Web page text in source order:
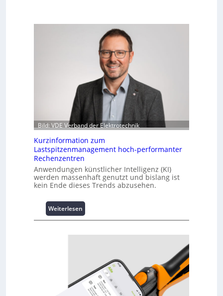
Bild: VDE Verband der Elektrotechnik
Kurzinformation zum
Lastspitzenmanagement hoch-performanter
Rechenzentren
Anwendungen künstlicher Intelligenz (KI)
werden massenhaft genutzt und bislang ist
kein Ende dieses Trends abzusehen.
Weiterlesen
K
r
f